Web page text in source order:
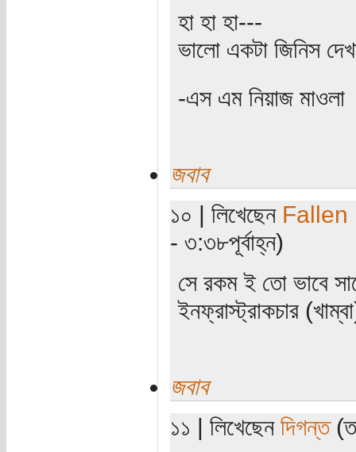
হা হা হা---
ভালো একটা জিনিস
-এস এম নিয়াজ মাওলা
জবাব
১০ | লিখেছেন Fallen
- ৩:৩৮পূর্বাহ্ন)
সে রকম ই তো ভাবে
ইনফ্রাস্ট্রাকচার
জবাব
১১ | লিখেছেন দিগন্ত